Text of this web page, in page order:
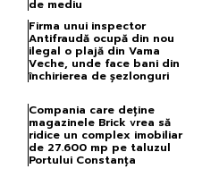
de mediu
Firma unui inspector
Antifraudă ocupă din nou
ilegal o plajă din Vama
Veche, unde face bani din
închirierea de șezlonguri
Compania care deține
magazinele Brick vrea să
ridice un complex imobiliar
de 27.600 mp pe taluzul
Portului Constanța